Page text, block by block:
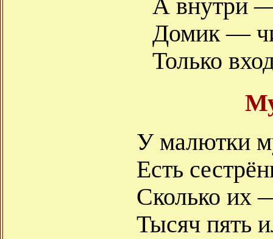
А внутри
Домик —
Только
У малютки
Есть
Сколько их
Тысяч пять